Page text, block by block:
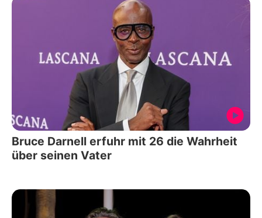
Bruce Darnell erfuhr mit 26 die Wahrheit
über seinen Vater